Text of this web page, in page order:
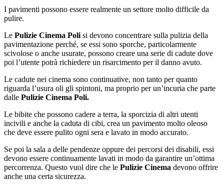
I pavimenti possono essere realmente un settore molto difficile da
pulire.
Le Pulizie Cinema Poli si devono concentrare sulla pulizia della
pavimentazione perché, se essi sono sporche, particolarmente
scivolose o anche usurate, possono creare una serie di cadute dove
poi l’utente potrà richiedere un risarcimento per il danno avuto.
Le cadute nei cinema sono continuative, non tanto per quanto
riguarda l’usura oli gli spintoni, ma proprio per un’incuria che parte
dalle Pulizie Cinema Poli.
Le bibite che possono cadere a terra, la sporcizia di altri utenti
incivili e anche la caduta di cibi, crea un pavimento molto oleoso
che deve essere pulito ogni sera e lavato in modo accurato.
Se poi la sala a delle pendenze oppure dei percorsi dei disabili, essi
devono essere continuamente lavati in modo da garantire un’ottima
percorrenza. Questo vuol dire che le Pulizie Cinema devono offrire
anche una certa sicurezza.